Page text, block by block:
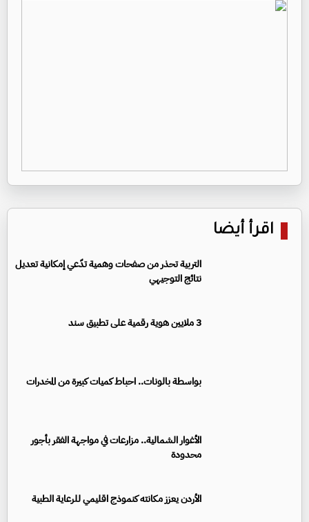
اقرأ أيضا
التربية تحذر من صفحات وهمية تدّعي إمكانية تعديل
نتائج التوجيهي
3 ملايين هوية رقمية على تطبيق سند
بواسطة بالونات.. احباط كميات كبيرة من المخدرات
الأغوار الشمالية.. مزارعات في مواجهة الفقر بأجور
محدودة
الأردن يعزز مكانته كنموذج اقليمي للرعاية الطبية